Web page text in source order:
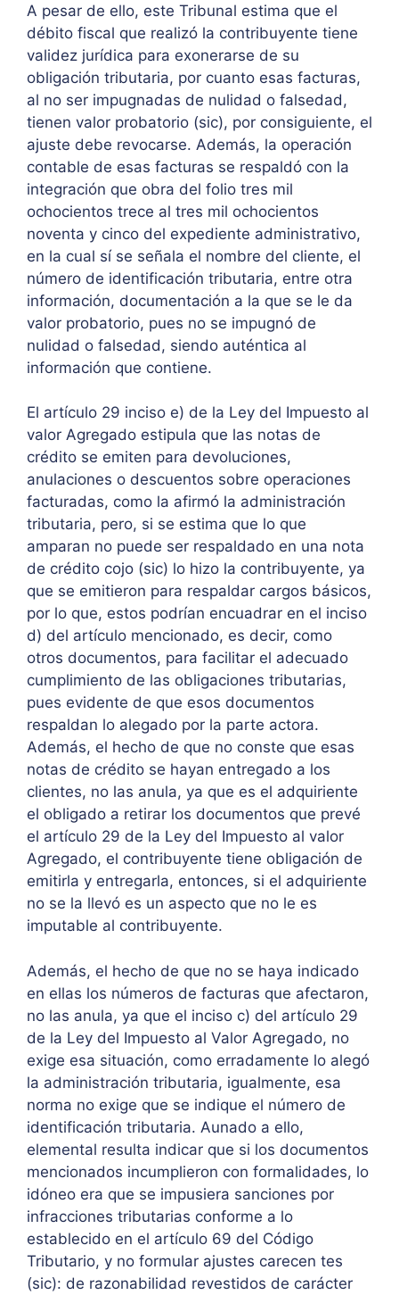
A pesar de ello, este Tribunal estima que el
débito fiscal que realizó la contribuyente tiene
validez jurídica para exonerarse de su
obligación tributaria, por cuanto esas facturas,
al no ser impugnadas de nulidad o falsedad,
tienen valor probatorio (sic), por consiguiente, el
ajuste debe revocarse. Además, la operación
contable de esas facturas se respaldó con la
integración que obra del folio tres mil
ochocientos trece al tres mil ochocientos
noventa y cinco del expediente administrativo,
en la cual sí se señala el nombre del cliente, el
número de identificación tributaria, entre otra
información, documentación a la que se le da
valor probatorio, pues no se impugnó de
nulidad o falsedad, siendo auténtica al
información que contiene.
El artículo 29 inciso e) de la Ley del Impuesto al
valor Agregado estipula que las notas de
crédito se emiten para devoluciones,
anulaciones o descuentos sobre operaciones
facturadas, como la afirmó la administración
tributaria, pero, si se estima que lo que
amparan no puede ser respaldado en una nota
de crédito cojo (sic) lo hizo la contribuyente, ya
que se emitieron para respaldar cargos básicos,
por lo que, estos podrían encuadrar en el inciso
d) del artículo mencionado, es decir, como
otros documentos, para facilitar el adecuado
cumplimiento de las obligaciones tributarias,
pues evidente de que esos documentos
respaldan lo alegado por la parte actora.
Además, el hecho de que no conste que esas
notas de crédito se hayan entregado a los
clientes, no las anula, ya que es el adquiriente
el obligado a retirar los documentos que prevé
el artículo 29 de la Ley del Impuesto al valor
Agregado, el contribuyente tiene obligación de
emitirla y entregarla, entonces, si el adquiriente
no se la llevó es un aspecto que no le es
imputable al contribuyente.
Además, el hecho de que no se haya indicado
en ellas los números de facturas que afectaron,
no las anula, ya que el inciso c) del artículo 29
de la Ley del Impuesto al Valor Agregado, no
exige esa situación, como erradamente lo alegó
la administración tributaria, igualmente, esa
norma no exige que se indique el número de
identificación tributaria. Aunado a ello,
elemental resulta indicar que si los documentos
mencionados incumplieron con formalidades, lo
idóneo era que se impusiera sanciones por
infracciones tributarias conforme a lo
establecido en el artículo 69 del Código
Tributario, y no formular ajustes carecen tes
(sic): de razonabilidad revestidos de carácter